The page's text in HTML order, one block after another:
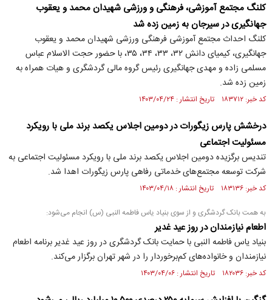
کلنگ‌ مجتمع آموزشی، فرهنگی و ورزشی شهیدان محمد و یعقوب
جهانگیری در سیرجان به زمین زده شد
کلنگ احداث مجتمع آموزشی فرهنگی ورزشی شهیدان محمد و یعقوب
جهانگیری، کیمیای دانش ۳۲، ۳۳، ۳۴، ۳۵، با حضور حجت الاسلام عباس
مسلمی زاده و مهدی جهانگیری رئیس گروه مالی گردشگری و هیات همراه به
زمین زده شد.
کد خبر: ۱۸۳۷۱۲ تاریخ انتشار : ۱۴۰۳/۰۴/۲۴
درخشش پارس زیگورات در دومین اجلاس یکصد برند ملی با رویکرد
مسئولیت اجتماعی
تندیس برگزیده دومین اجلاس یکصد برند ملی با رویکرد مسئولیت اجتماعی به
شرکت توسعه مجتمع‌های خدماتی رفاهی پارس زیگورات اهدا شد.
کد خبر: ۱۸۳۱۳۶ تاریخ انتشار : ۱۴۰۳/۰۴/۱۸
به همت بانک گردشگری و از سوی بنیاد یاس فاطمه النبی (س) انجام می‌شود:
اطعام نیازمندان در روز عید غدیر
بنیاد یاس فاطمه النبی با حمایت بانک گردشگری در روز عید غدیر برنامه اطعام
نیازمندان و خانواده‌های کم‌برخوردار را در شهر تهران برگزار می‌کند.
کد خبر: ۱۸۲۰۳۶ تاریخ انتشار : ۱۴۰۳/۰۴/۰۶